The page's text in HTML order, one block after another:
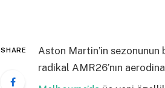
SHARE
Aston Martin’in sezonunun
radikal AMR26’nın